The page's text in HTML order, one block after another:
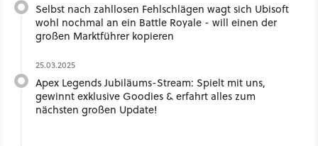
Selbst nach zahllosen Fehlschlägen wagt sich Ubisoft
wohl nochmal an ein Battle Royale - will einen der
großen Marktführer kopieren
25.03.2025
Apex Legends Jubiläums-Stream: Spielt mit uns,
gewinnt exklusive Goodies & erfahrt alles zum
nächsten großen Update!